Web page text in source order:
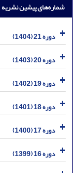
شماره‌های پیشین نشریه
دوره 21 (1404)
دوره 20 (1403)
دوره 19 (1402)
دوره 18 (1401)
دوره 17 (1400)
دوره 16 (1399)